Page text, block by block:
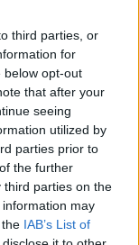
third parties, or
for
below opt-out
that after your
seeing
utilized by
parties prior to
the further
third parties on the
information may
IAB’s List of
– Barkóczi
és
tereibe,
őszinte
teremt
az
mesterien
indie
Marika